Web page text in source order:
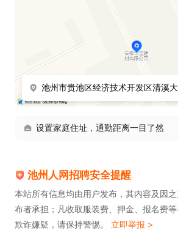
联系人： 汪总 13856609789
设置家庭住址，通勤距离一目了然
池州人网招聘安全提醒
本站所有信息均由用户发布，其内容及因
布者承担；凡收取服装费、押金、报名费
欺诈嫌疑，请保持警惕。 立即举报 >